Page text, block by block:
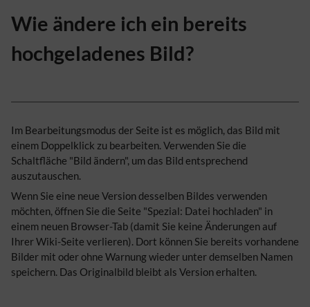
Wie ändere ich ein bereits
hochgeladenes Bild?
Im Bearbeitungsmodus der Seite ist es möglich, das Bild mit
einem Doppelklick zu bearbeiten. Verwenden Sie die
Schaltfläche "Bild ändern", um das Bild entsprechend
auszutauschen.
Wenn Sie eine neue Version desselben Bildes verwenden
möchten, öffnen Sie die Seite "Spezial: Datei hochladen" in
einem neuen Browser-Tab (damit Sie keine Änderungen auf
Ihrer Wiki-Seite verlieren). Dort können Sie bereits vorhandene
Bilder mit oder ohne Warnung wieder unter demselben Namen
speichern. Das Originalbild bleibt als Version erhalten.